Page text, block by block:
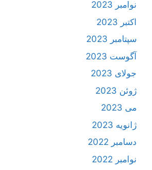
نوامبر 2023
اکتبر 2023
سپتامبر 2023
آگوست 2023
جولای 2023
ژوئن 2023
می 2023
ژانویه 2023
دسامبر 2022
نوامبر 2022